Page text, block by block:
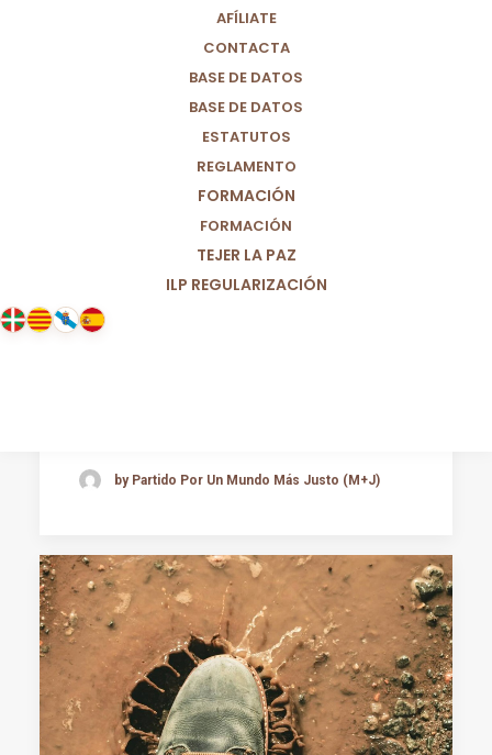
AFÍLIATE
CONTACTA
BASE DE DATOS
BASE DE DATOS
ESTATUTOS
REGLAMENTO
FORMACIÓN
FORMACIÓN
TEJER LA PAZ
ILP REGULARIZACIÓN
by Partido Por Un Mundo Más Justo (M+J)